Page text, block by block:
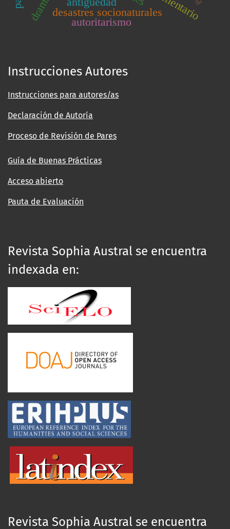
desastres socionaturales
autoritarismo
Instrucciones Autores
Instrucciones para autores/as
Declaración de Autoría
Proceso de Revisión de Pares
Guía de Buenas Prácticas
Acceso abierto
Pauta de Evaluación
Revista Sophia Austral se encuentra
indexada en:
Revista Sophia Austral se encuentra